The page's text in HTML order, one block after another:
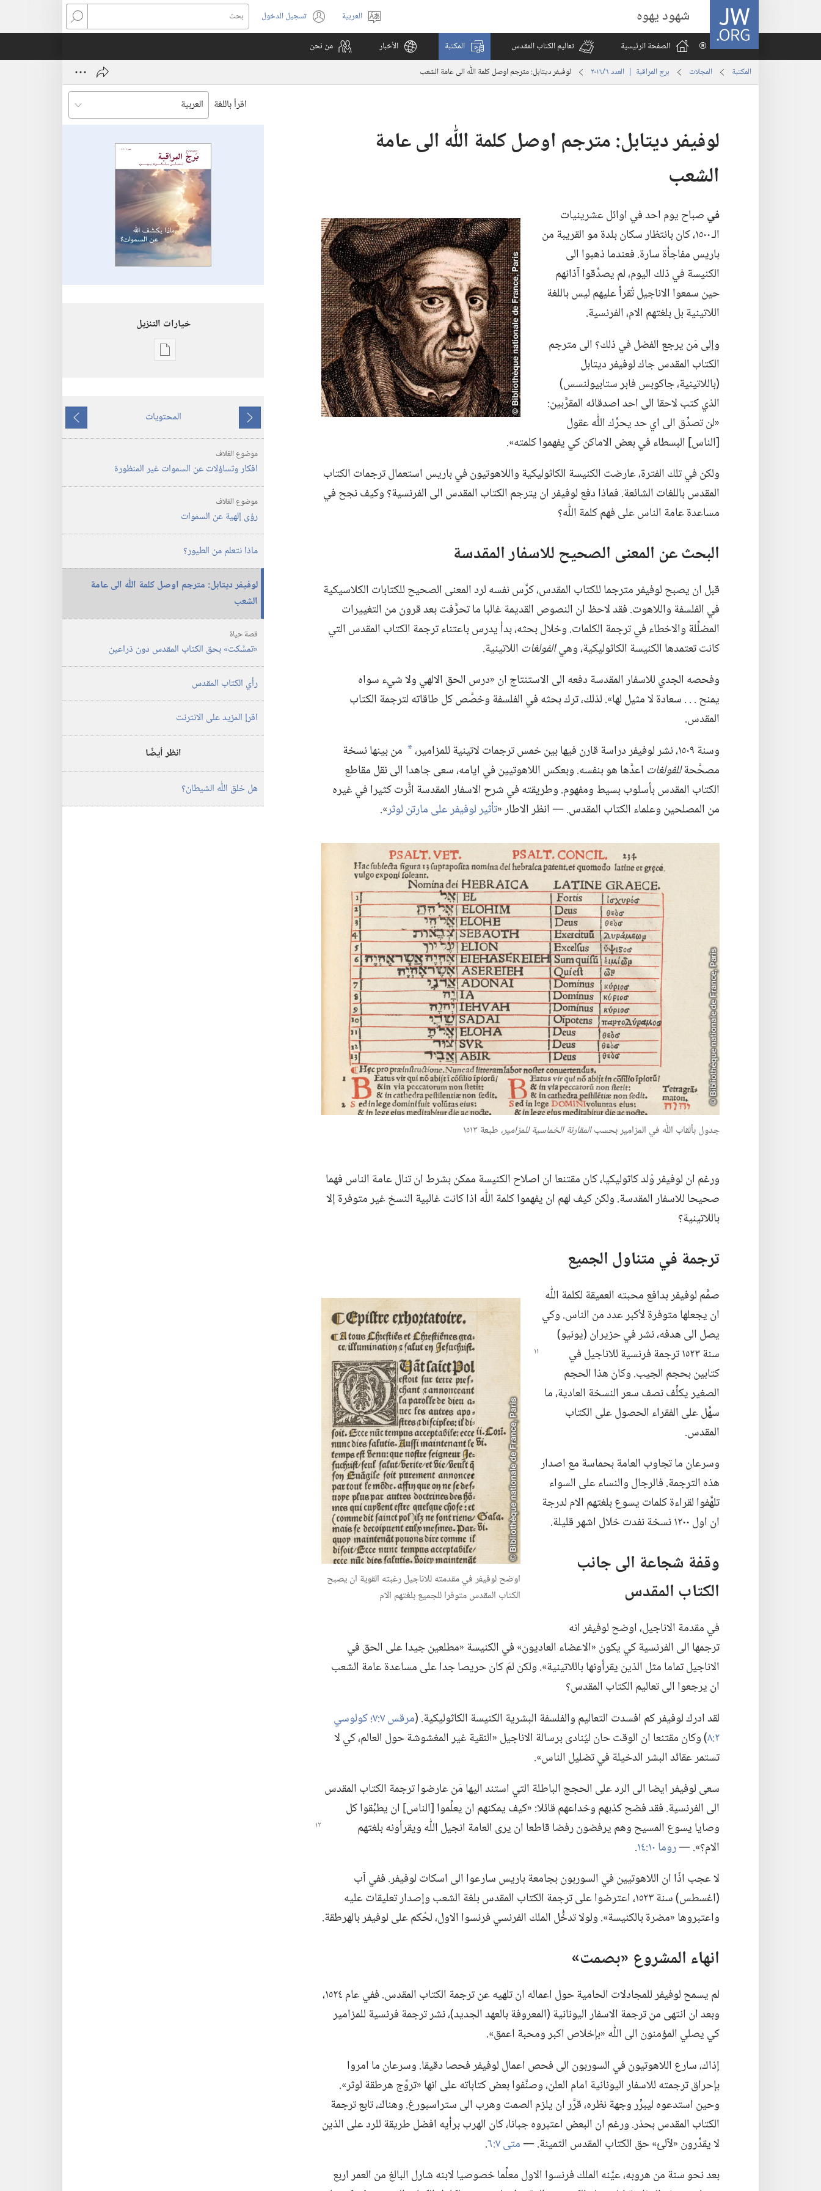
JW.ORG شهود يهوه
اختر
اللغة
العربية تسجيل الدخول
(يفتح
نافذة
بحث
الصفحة الرئيسية
تعاليم الكتاب المقدس المكتبة الأخبار من نحن
المكتبة المجلات برج المراقبة | العدد ‏‎٦‎/‏‎٢٠١٦‎ لوفيفر ديتابل:‏ مترجم اوصل كلمة اللّٰه الى عامة الشعب
اقرأ باللغة
لوفيفر ديتابل:‏ مترجم اوصل كلمة اللّٰه الى عامة
الشعب
فيصباح يوم احد في اوائل عشرينيات
الـ‍ ١٥٠٠،‏ كان بانتظار سكان بلدة مو القريبة من
باريس مفاجأة سارة.‏ فعندما ذهبوا الى
الكنيسة في ذلك اليوم،‏ لم يصدِّقوا آذانهم
حين سمعوا الاناجيل تُقرأ عليهم ليس باللغة
اللاتينية بل بلغتهم الام،‏ الفرنسية.‏
وإلى مَن يرجع الفضل في ذلك؟‏ الى مترجم
الكتاب المقدس جاك لوفيفر ديتابل
(‏باللاتينية،‏ جاكوبس فابر ستابيولنسس)‏
الذي كتب لاحقا الى احد اصدقائه المقرَّبين:‏
«لن تصدِّق الى اي حد يحرِّك اللّٰه عقول
[الناس] البسطاء في بعض الاماكن كي يفهموا كلمته».‏
ولكن في تلك الفترة،‏ عارضت الكنيسة الكاثوليكية واللاهوتيون في باريس استعمال ترجمات الكتاب
المقدس باللغات الشائعة.‏ فماذا دفع لوفيفر ان يترجم الكتاب المقدس الى الفرنسية؟‏ وكيف نجح في
مساعدة عامة الناس على فهم كلمة اللّٰه؟‏
البحث عن المعنى الصحيح للاسفار المقدسة
قبل ان يصبح لوفيفر مترجما للكتاب المقدس،‏ كرَّس نفسه لرد المعنى الصحيح للكتابات الكلاسيكية
في الفلسفة واللاهوت.‏ فقد لاحظ ان النصوص القديمة غالبا ما تحرَّفت بعد قرون من التغييرات
المضلِّلة والاخطاء في ترجمة الكلمات.‏ وخلال بحثه،‏ بدأ يدرس باعتناء ترجمة الكتاب المقدس التي
كانت تعتمدها الكنيسة الكاثوليكية،‏ وهيالفولغات اللاتينية.‏
وفحصه الجدي للاسفار المقدسة دفعه الى الاستنتاج ان «درس الحق الالهي ولا شيء سواه
يمنح .‏ .‏ .‏ سعادة لا مثيل لها».‏ لذلك،‏ ترك بحثه في الفلسفة وخصَّص كل طاقاته لترجمة الكتاب
المقدس.‏
وسنة ١٥٠٩،‏ نشر لوفيفر دراسة قارن فيها بين خمس ترجمات لاتينية للمزامير،‏
a من بينها نسخة
مصحَّحةللفولغات اعدَّها هو بنفسه.‏ وبعكس اللاهوتيين في ايامه،‏ سعى جاهدا الى نقل مقاطع
الكتاب المقدس بأسلوب بسيط ومفهوم.‏ وطريقته في شرح الاسفار المقدسة اثَّرت كثيرا في غيره
من المصلحين وعلماء الكتاب المقدس.‏ —‏ انظر الاطار «‏تأثير لوفيفر على مارتن لوثر‏».‏
جدول بألقاب اللّٰه في المزامير بحسبالمقارنة الخماسية للمزامير،‏طبعة ١٥١٣
ورغم ان لوفيفر وُلد كاثوليكيا،‏ كان مقتنعا ان اصلاح الكنيسة ممكن بشرط ان تنال عامة الناس فهما
صحيحا للاسفار المقدسة.‏ ولكن كيف لهم ان يفهموا كلمة اللّٰه اذا كانت غالبية النسخ غير متوفرة إلا
باللاتينية؟‏
ترجمة في متناول الجميع
اوضح لوفيفر في مقدمته للاناجيل رغبته القوية ان يصبح
الكتاب المقدس متوفرا للجميع بلغتهم الام
صمَّم لوفيفر بدافع محبته العميقة لكلمة اللّٰه
ان يجعلها متوفرة لأكبر عدد من الناس.‏ وكي
يصل الى هدفه،‏ نشر في حزيران (‏يونيو)‏
سنة ١٥٢٣ ترجمة فرنسية للاناجيل
في
كتابين بحجم الجيب.‏ وكان هذا الحجم
الصغير يكلِّف نصف سعر النسخة العادية،‏ ما
سهَّل على الفقراء الحصول على الكتاب
المقدس.‏
وسرعان ما تجاوب العامة بحماسة مع اصدار
هذه الترجمة.‏ فالرجال والنساء على السواء
تلهَّفوا لقراءة كلمات يسوع بلغتهم الام لدرجة
ان اول ١٢٠٠ نسخة نفدت خلال اشهر قليلة.‏
وقفة شجاعة الى جانب
الكتاب المقدس
في مقدمة الاناجيل،‏ اوضح لوفيفر انه
ترجمها الى الفرنسية كي يكون «الاعضاء العاديون» في الكنيسة «مطلعين جيدا على الحق في
الاناجيل تماما مثل الذين يقرأونها باللاتينية».‏ ولكن لمَ كان حريصا جدا على مساعدة عامة الشعب
ان يرجعوا الى تعاليم الكتاب المقدس؟‏
لقد ادرك لوفيفر كم افسدت التعاليم والفلسفة البشرية الكنيسة الكاثوليكية.‏ (‏مرقس ٧:‏٧؛‏
كولوسي
٢:‏٨ ‏)‏ وكان مقتنعا ان الوقت حان ليُنادى برسالة الاناجيل «النقية غير المغشوشة حول العالم،‏ كي لا
تستمر عقائد البشر الدخيلة في تضليل الناس».‏
سعى لوفيفر ايضا الى الرد على الحجج الباطلة التي استند اليها مَن عارضوا ترجمة الكتاب المقدس
الى الفرنسية.‏ فقد فضح كذبهم وخداعهم قائلا:‏ «كيف يمكنهم ان يعلِّموا [الناس] ان يطبِّقوا كل
وصايا يسوعالمسيح وهم يرفضون رفضا قاطعا ان يرى العامة انجيل اللّٰه ويقرأونه بلغتهم
الام؟‏».‏ —‏روما ١٠:‏١٤
‏.‏
لا عجب اذًا ان اللاهوتيين في السوربون بجامعة باريس سارعوا الى اسكات لوفيفر.‏ ففي آب
(‏اغسطس)‏ سنة ١٥٢٣،‏ اعترضوا على ترجمة الكتاب المقدس بلغة الشعب وإصدار تعليقات عليه
واعتبروها «مضرة بالكنيسة».‏ ولولا تدخُّل الملك الفرنسي فرنسوا الاول،‏ لحُكم على لوفيفر بالهرطقة.‏
انهاء المشروع «بصمت»‏
لم يسمح لوفيفر للمجادلات الحامية حول اعماله ان تلهيه عن ترجمة الكتاب المقدس.‏ ففي عام ١٥٢٤،‏
وبعد ان انتهى من ترجمة الاسفار اليونانية (‏المعروفة بالعهد الجديد)‏،‏ نشر ترجمة فرنسية للمزامير
كي يصلي المؤمنون الى اللّٰه «بإخلاص اكبر ومحبة اعمق».‏
إذاك،‏ سارع اللاهوتيون في السوربون الى فحص اعمال لوفيفر فحصا دقيقا.‏ وسرعان ما امروا
بإحراق ترجمته للاسفار اليونانية امام العلن،‏ وصنَّفوا بعض كتاباته على انها «تروِّج هرطقة لوثر».‏
وحين استدعوه ليبرِّر وجهة نظره،‏ قرَّر ان يلزم الصمت وهرب الى ستراسبورغ.‏ وهناك،‏ تابع ترجمة
الكتاب المقدس بحذر.‏ ورغم ان البعض اعتبروه جبانا،‏ كان الهرب برأيه افضل طريقة للرد على الذين
لا يقدِّرون «لآلئ» حق الكتاب المقدس الثمينة.‏ —‏متى ٧:‏٦
‏.‏
بعد نحو سنة من هروبه،‏ عيَّنه الملك فرنسوا الاول معلِّما خصوصيا لابنه شارل البالغ من العمر اربع
خيارات التنزيل
خيارات
المراقبة
ماذا
اللّٰه
عن
ما
يسبق
المحتويات
ما
يلي
موضوع الغلاف
افكار وتساؤلات عن السموات غير المنظورة
موضوع الغلاف
رؤى إلهية عن السموات
ماذا نتعلم من الطيور؟‏
لوفيفر ديتابل:‏ مترجم اوصل كلمة اللّٰه الى عامة
الشعب
قصة حياة
‏«تمسَّكت» بحق الكتاب المقدس دون ذراعين
رأي الكتاب المقدس
اقرإ المزيد على الانترنت
انظر أيضًا
هل خلق اللّٰه الشيطان؟‏